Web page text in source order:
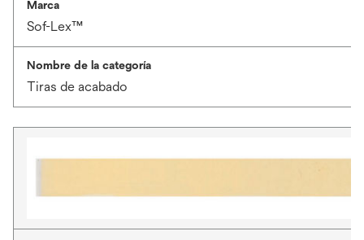
Marca
Sof-Lex™
Nombre de la categoría
Tiras de acabado